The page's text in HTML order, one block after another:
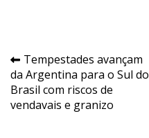
Navegação
de
Post
Tempestades avançam
da Argentina para o Sul do
Brasil com riscos de
vendavais e granizo